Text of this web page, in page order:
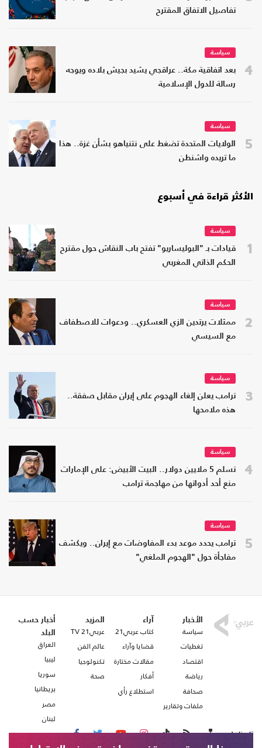
تفاصيل الاتفاق المقترح
4
سياسة
بعد اتفاقية مكة.. عراقجي يشيد بجيش بلاده ويوجه
رسالة للدول الإسلامية
5
سياسة
الولايات المتحدة تضغط على نتنياهو بشأن غزة.. هذا
ما تريده واشنطن
الأكثر قراءة في أسبوع
1
سياسة
قيادات بـ "البوليساريو" تفتح باب النقاش حول مقترح
الحكم الذاتي المغربي
2
سياسة
ممثلات يرتدين الزي العسكري.. ودعوات للاصطفاف
مع السيسي
3
سياسة
ترامب يعلن إلغاء الهجوم على إيران مقابل صفقة..
هذه ملامحها
4
سياسة
تسلم 5 ملايين دولار.. البيت الأبيض: على الإمارات
منع أحد أدواتها من مهاجمة ترامب
5
سياسة
ترامب يحدد موعد بدء المفاوضات مع إيران.. ويكشف
مفاجأة حول "الهجوم الملغي"
الأخبار
سياسة
تغطيات
اقتصاد
رياضة
صحافة
ملفات وتقارير
آراء
كتاب عربي21
قضايا وآراء
مقالات مختارة
أفكار
استطلاع رأي
المزيد
عربي21 TV
عالم الفن
تكنولوجيا
صحة
أخبار حسب
البلد
العراق
ليبيا
سوريا
بريطانيا
مصر
لبنان
تابعنا على